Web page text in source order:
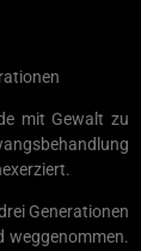
mit Gewalt zu
Generationen
weggenommen.